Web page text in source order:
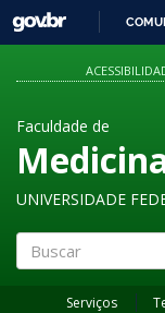
GOVBR
Faculdade de
UNIVERSIDADE
Serviços